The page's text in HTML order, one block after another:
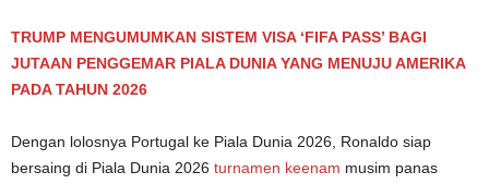
TRUMP MENGUMUMKAN SISTEM VISA ‘FIFA PASS’ BAGI
JUTAAN PENGGEMAR PIALA DUNIA YANG MENUJU AMERIKA
PADA TAHUN 2026
Dengan lolosnya Portugal ke Piala Dunia 2026, Ronaldo siap
bersaing di Piala Dunia 2026 turnamen keenam musim panas